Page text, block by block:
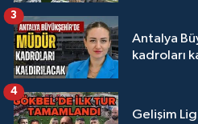
Antalya
kadroları
3
Gelişim
4